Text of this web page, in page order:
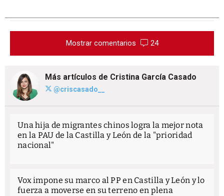
Mostrar comentarios 24
Más artículos de Cristina García Casado
@criscasado__
Una hija de migrantes chinos logra la mejor nota
en la PAU de la Castilla y León de la "prioridad
nacional"
Vox impone su marco al PP en Castilla y León y lo
fuerza a moverse en su terreno en plena